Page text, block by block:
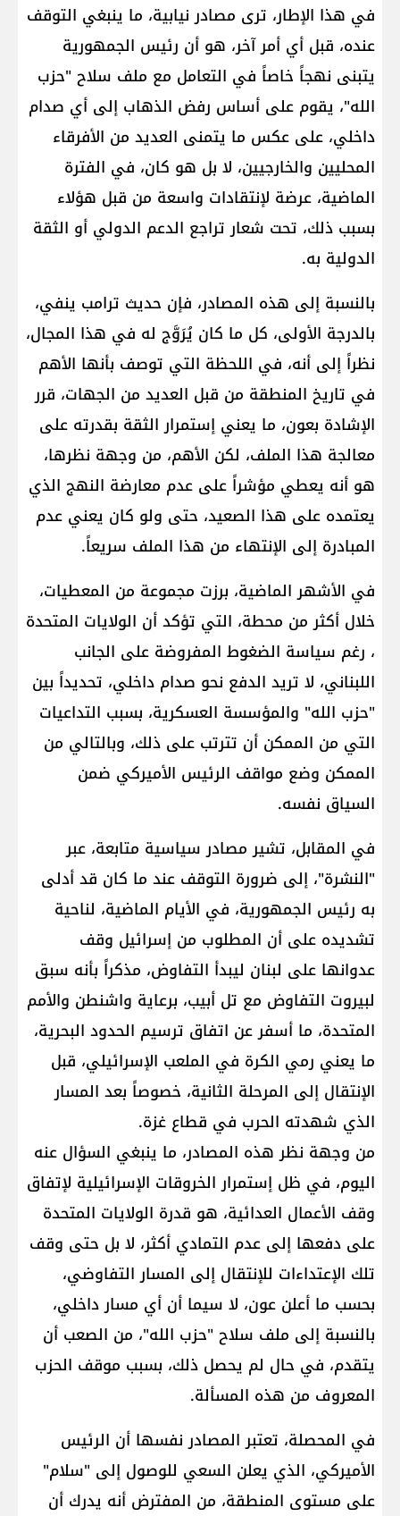
في هذا الإطار، ترى مصادر نيابية، ما ينبغي التوقف
عنده، قبل أي أمر آخر، هو أن رئيس الجمهورية
يتبنى نهجاً خاصاً في التعامل مع ملف سلاح "حزب
الله"، يقوم على أساس رفض الذهاب إلى أي صدام
داخلي، على عكس ما يتمنى العديد من الأفرقاء
المحليين والخارجيين، لا بل هو كان، في الفترة
الماضية، عرضة لإنتقادات واسعة من قبل هؤلاء
بسبب ذلك، تحت شعار تراجع الدعم الدولي أو الثقة
الدولية به.
بالنسبة إلى هذه المصادر، فإن حديث ترامب ينفي،
بالدرجة الأولى، كل ما كان يُرَوَّج له في هذا المجال،
نظراً إلى أنه، في اللحظة التي توصف بأنها الأهم
في تاريخ المنطقة من قبل العديد من الجهات، قرر
الإشادة بعون، ما يعني إستمرار الثقة بقدرته على
معالجة هذا الملف، لكن الأهم، من وجهة نظرها،
هو أنه يعطي مؤشراً على عدم معارضة النهج الذي
يعتمده على هذا الصعيد، حتى ولو كان يعني عدم
المبادرة إلى الإنتهاء من هذا الملف سريعاً.
في الأشهر الماضية، برزت مجموعة من المعطيات،
خلال أكثر من محطة، التي تؤكد أن ​الولايات المتحدة​
، رغم سياسة الضغوط المفروضة على الجانب
اللبناني، لا تريد الدفع نحو صدام داخلي، تحديداً بين
"حزب الله" والمؤسسة العسكرية، بسبب التداعيات
التي من الممكن أن تترتب على ذلك، وبالتالي من
الممكن وضع مواقف الرئيس الأميركي ضمن
السياق نفسه.
في المقابل، تشير مصادر سياسية متابعة، عبر
"النشرة"، إلى ضرورة التوقف عند ما كان قد أدلى
به رئيس الجمهورية، في الأيام الماضية، لناحية
تشديده على أن المطلوب من إسرائيل وقف
عدوانها على لبنان ليبدأ التفاوض، مذكراً بأنه سبق
لبيروت التفاوض مع تل أبيب، برعاية واشنطن والأمم
المتحدة، ما أسفر عن اتفاق ترسيم الحدود البحرية،
ما يعني رمي الكرة في الملعب الإسرائيلي، قبل
الإنتقال إلى المرحلة الثانية، خصوصاً بعد المسار
الذي شهدته الحرب في قطاع غزة.
من وجهة نظر هذه المصادر، ما ينبغي السؤال عنه
اليوم، في ظل إستمرار الخروقات الإسرائيلية لإتفاق
وقف الأعمال العدائية، هو قدرة الولايات المتحدة
على دفعها إلى عدم التمادي أكثر، لا بل حتى وقف
تلك الإعتداءات للإنتقال إلى المسار التفاوضي،
بحسب ما أعلن عون، لا سيما أن أي مسار داخلي،
بالنسبة إلى ملف سلاح "حزب الله"، من الصعب أن
يتقدم، في حال لم يحصل ذلك، بسبب موقف الحزب
المعروف من هذه المسألة.
في المحصلة، تعتبر المصادر نفسها أن الرئيس
الأميركي، الذي يعلن السعي للوصول إلى "سلام"
على مستوى المنطقة، من المفترض أنه يدرك أن